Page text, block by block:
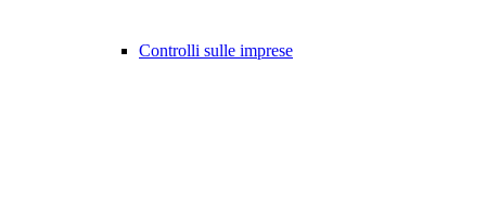
Controlli sulle imprese